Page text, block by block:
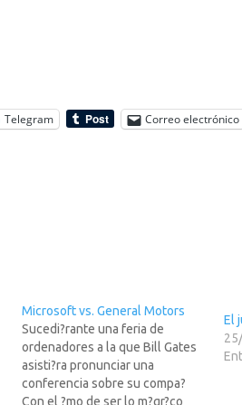
Telegram Correo electrónico
Microsoft vs. General Motors
Sucedi?rante una feria de
ordenadores a la que Bill Gates
asisti?ra pronunciar una
conferencia sobre su compa?
Con el ?mo de ser lo m?gr?co
El